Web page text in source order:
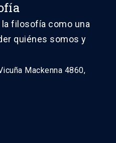
filosofía como una
quiénes somos y
Mackenna 4860,